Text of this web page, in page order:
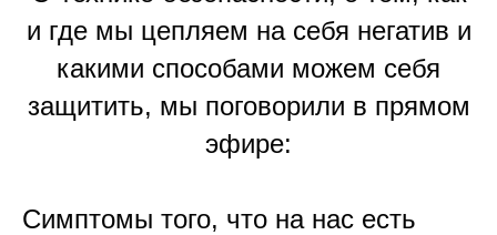
и где мы цепляем на себя негатив и
какими способами можем себя
защитить, мы поговорили в прямом
эфире:
Симптомы того, что на нас есть